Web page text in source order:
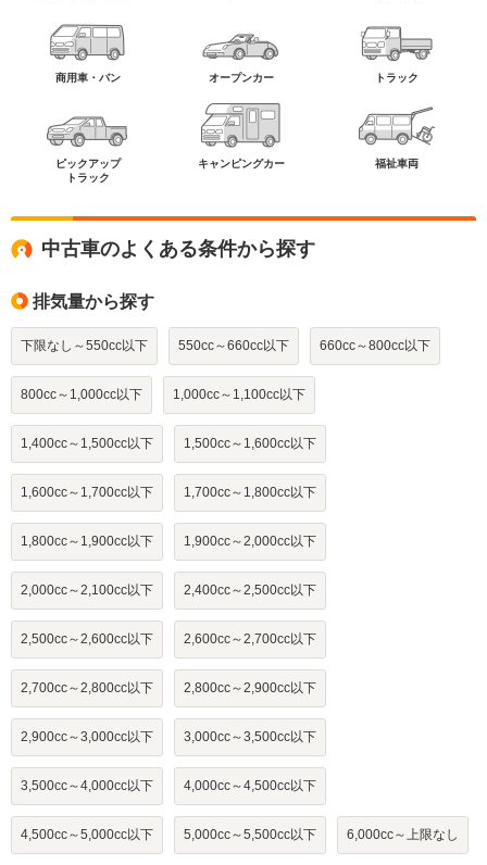
商用車・バン オープンカー トラック
ピックアップ
トラック
キャンピングカー 福祉車両
中古車のよくある条件から探す
排気量から探す
下限なし～550cc以下 550cc～660cc以下 660cc～800cc以下
800cc～1,000cc以下 1,000cc～1,100cc以下
1,400cc～1,500cc以下 1,500cc～1,600cc以下
1,600cc～1,700cc以下 1,700cc～1,800cc以下
1,800cc～1,900cc以下 1,900cc～2,000cc以下
2,000cc～2,100cc以下 2,400cc～2,500cc以下
2,500cc～2,600cc以下 2,600cc～2,700cc以下
2,700cc～2,800cc以下 2,800cc～2,900cc以下
2,900cc～3,000cc以下 3,000cc～3,500cc以下
3,500cc～4,000cc以下 4,000cc～4,500cc以下
4,500cc～5,000cc以下 5,000cc～5,500cc以下 6,000cc～上限なし